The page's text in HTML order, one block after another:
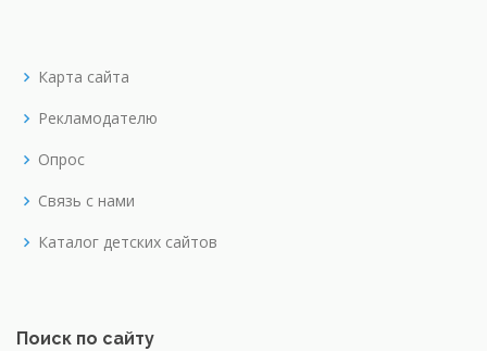
Карта сайта
Рекламодателю
Опрос
Связь с нами
Каталог детских сайтов
Поиск по сайту